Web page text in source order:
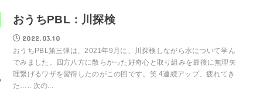
おうちPBL：川探検
2022.03.10
おうちPBL第三弾は、2021年9月に、川探検しながら水について学ん
でみました。四方八方に散らかった好奇心と取り組みを最後に無理矢
理繋げるワザを習得したのがこの回です。笑 4連続アップ、疲れてき
た….. 次の...